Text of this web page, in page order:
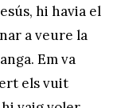
hi havia el
a veure la
Em va
els vuit